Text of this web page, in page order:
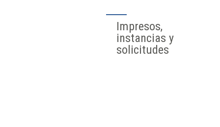
Impresos,
instancias y
solicitudes